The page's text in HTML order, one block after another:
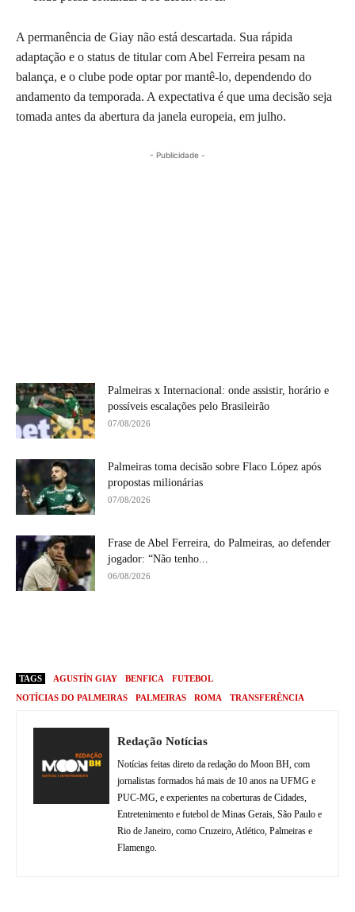
A permanência de Giay não está descartada. Sua rápida
adaptação e o status de titular com Abel Ferreira pesam na
balança, e o clube pode optar por mantê-lo, dependendo do
andamento da temporada. A expectativa é que uma decisão seja
tomada antes da abertura da janela europeia, em julho.
- Publicidade -
Palmeiras x Internacional: onde assistir, horário e
possíveis escalações pelo Brasileirão
07/08/2026
Palmeiras toma decisão sobre Flaco López após
propostas milionárias
07/08/2026
Frase de Abel Ferreira, do Palmeiras, ao defender
jogador: “Não tenho...
06/08/2026
TAGS AGUSTÍN GIAY BENFICA
FUTEBOL
NOTÍCIAS DO PALMEIRAS
PALMEIRAS ROMA TRANSFERÊNCIA
Redação Notícias
Notícias feitas direto da redação do Moon BH, com
jornalistas formados há mais de 10 anos na UFMG e
PUC-MG, e experientes na coberturas de Cidades,
Entretenimento e futebol de Minas Gerais, São Paulo e
Rio de Janeiro, como Cruzeiro, Atlético, Palmeiras e
Flamengo.